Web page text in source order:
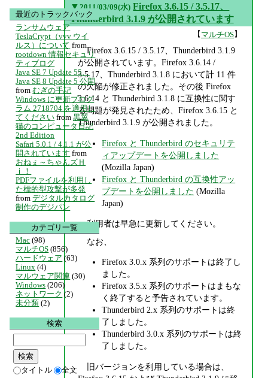
▼ 2011/03/09(水) Firefox 3.6.15 / 3.5.17、
Thunderbird 3.1.9 が公開されています
【 マルチOS】
Firefox 3.6.15 / 3.5.17、Thunderbird 3.1.9
が公開されています。Firefox 3.6.14 /
3.5.17、Thunderbird 3.1.8 において計 11 件
の欠陥が修正されました。その後 Firefox
3.6.14 と Thunderbird 3.1.8 に互換性に関す
る問題が発見されたため、Firefox 3.6.15 と
Thunderbird 3.1.9 が公開されました。
Firefox と Thunderbird のセキュリテ
ィアップデートを公開しました
(Mozilla Japan)
Firefox と Thunderbird の互換性アッ
プデートを公開しました (Mozilla
Japan)
利用者は早急に更新してください。
なお、
Firefox 3.0.x 系列のサポートは終了し
ました。
Firefox 3.5.x 系列のサポートはまもな
く終了すると予告されています。
Thunderbird 2.x 系列のサポートは終
了しました。
Thunderbird 3.0.x 系列のサポートは終
了しました。
旧バージョンを利用している場合は、
最近のトラックバック
ランサムウェア
TeslaCrypt（vvv ウイ
ルス）について from
rootdown 情報セキュリ
ティブログ
Java SE 7 Update 55、
Java SE 8 Update 5 公開
from むぎの手記
Windows に更新プログ
ラム 2718704 を適用し
てください from 黒翼
猫のコンピュータ日記
2nd Edition
Safari 5.0.1 / 4.1.1 が公
開されています from
おねぇ～ちゃんズＨ
ｉ！
PDFファイルを利用し
た標的型攻撃が多発
from デジタルカタログ
制作のデジパン
カテゴリ一覧
Mac (98)
マルチOS (856)
ハードウェア (63)
Linux (4)
マルウェア関連 (30)
Windows (206)
ネットワーク (2)
未分類 (2)
検索
タイトル 全文